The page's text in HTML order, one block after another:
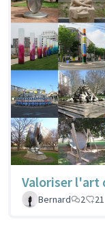
Valoriser l'art
Bernard
2 21